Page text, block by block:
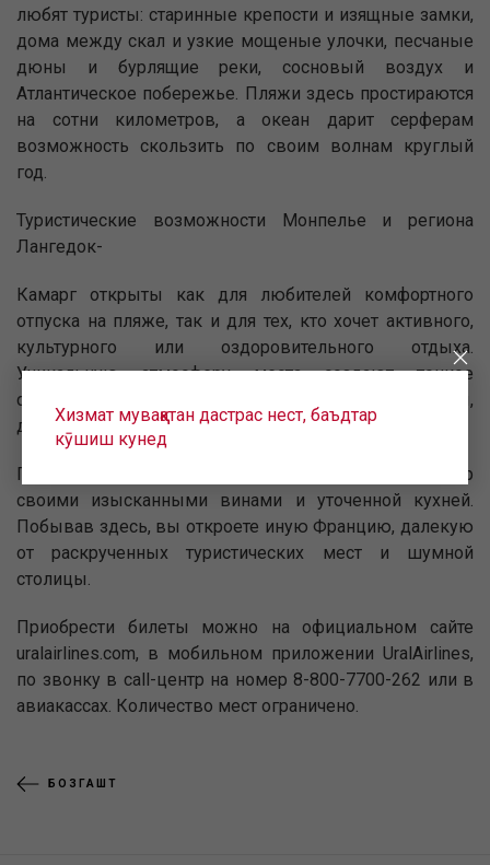
любят туристы: старинные крепости и изящные замки,
дома между скал и узкие мощеные улочки, песчаные
дюны и бурлящие реки, сосновый воздух и
Атлантическое побережье. Пляжи здесь простираются
на сотни километров, а океан дарит серферам
возможность скользить по своим волнам круглый
год.
Туристические возможности Монпелье и региона
Лангедок-
Камарг открыты как для любителей комфортного
отпуска на пляже, так и для тех, кто хочет активного,
культурного или оздоровительного отдыха.
Уникальную атмосферу места создают тонкое
сочетание архитектуры, живописной природы,
деревень и сотни километров печатного побережья.
Помимо этого Бордо и Монпелье славятся на весь мир
своими изысканными винами и уточенной кухней.
Побывав здесь, вы откроете иную Францию, далекую
от раскрученных туристических мест и шумной
столицы.
Приобрести билеты можно на официальном сайте
uralairlines.com, в мобильном приложении UralAirlines,
по звонку в call-центр на номер 8-800-7700-262 или в
авиакассах. Количество мест ограничено.
БОЗГАШТ
Хизмат муваққатан дастрас нест, баъдтар
кӯшиш кунед